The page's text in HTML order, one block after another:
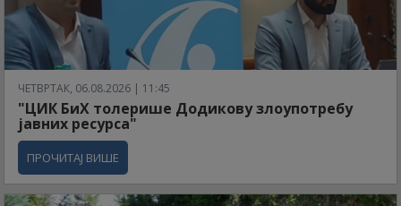
ЧЕТВРТАК, 06.08.2026 | 11:45
"ЦИК БиХ толерише Додикову злоупотребу
јавних ресурса"
ПРОЧИТАЈ ВИШЕ